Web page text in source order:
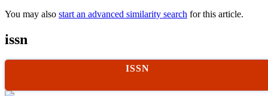
You may also start an advanced similarity search for this article.
issn
ISSN